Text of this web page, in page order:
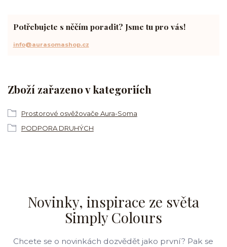
Zboží zařazeno v kategoriích
Prostorové osvěžovače Aura-Soma
PODPORA DRUHÝCH
Potřebujete s něčím poradit? Jsme tu pro vás!
info@aurasomashop.cz
Novinky, inspirace ze světa
Simply Colours
Chcete se o novinkách dozvědět jako první? Pak se